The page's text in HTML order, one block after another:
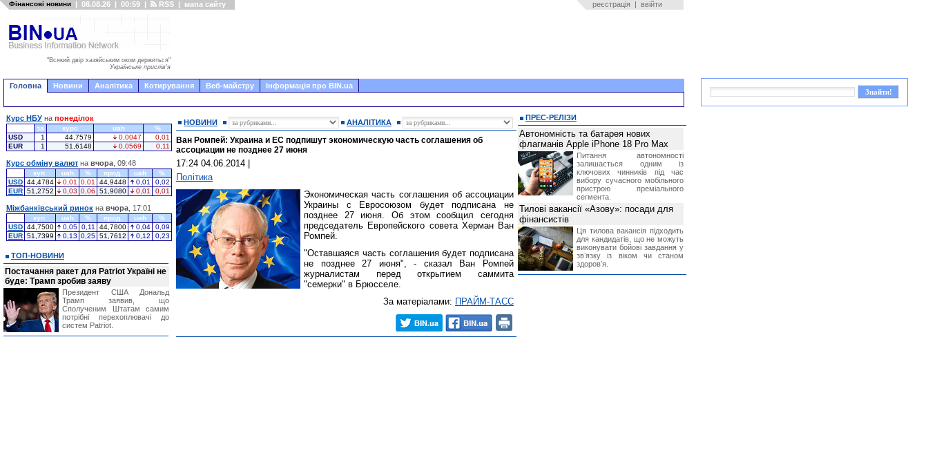
Фінансові новини | 08.08.26 | 00:59 | RSS | мапа сайту реєстрація | ввійти
"Всякий двір хазяйським оком держиться"
Українське прислів'я
Головна Новини Аналітика Котирування Веб-майстру Інформація про BIN.ua
НОВИНИ АНАЛІТИКА
Ван Ромпей: Украина и ЕС подпишут экономическую часть соглашения об
ассоциации не позднее 27 июня
17:24 04.06.2014
Політика
Экономическая часть соглашения об ассоциации
Украины с Евросоюзом будет подписана не
позднее 27 июня. Об этом сообщил сегодня
председатель Европейского совета Херман Ван
Ромпей.
"Оставшаяся часть соглашения будет подписана
не позднее 27 июня", - сказал Ван Ромпей
журналистам перед открытием саммита
"семерки" в Брюсселе.
За матеріалами: ПРАЙМ-ТАСС
Курс НБУ на понеділок
за курс uah
%
USD
1 44,7579 0,0047
0,01
EUR
1 51,6148 0,0569 0,11
Курс обміну валют на вчора , 09:48
куп. uah % прод. uah
%
USD 44,4784 0,01 0,01 44,9448 0,01
0,02
EUR 51,2752 0,03 0,06 51,9080 0,01 0,01
Міжбанківський ринок на вчора , 17:01
куп. uah % прод. uah
%
USD 44,7500 0,05 0,11 44,7800 0,04
0,09
EUR 51,7399 0,13 0,25 51,7612 0,12 0,23
ТОП-НОВИНИ
Постачання ракет для Patriot Україні не
буде: Трамп зробив заяву
Президент США Дональд
Трамп заявив, що
Сполученим Штатам самим
потрібні перехоплювачі до
систем Patriot.
ПРЕС-РЕЛІЗИ
Автономність та батарея нових
флагманів Apple iPhone 18 Pro Max
Питання автономності
залишається одним із
ключових чинників під час
вибору сучасного мобільного
пристрою преміального
сегмента.
Тилові вакансії «Азову»: посади для
фінансистів
Ця тилова вакансія підходить
для кандидатів, що не можуть
виконувати бойові завдання у
звʼязку із віком чи станом
здоровʼя.